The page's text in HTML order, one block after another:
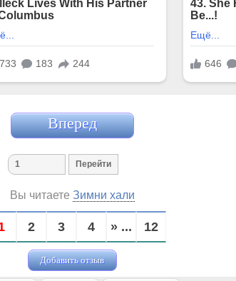
Вперед
Вы читаете Зимни хали
2 3 4 » ... 12
Добавить отзыв